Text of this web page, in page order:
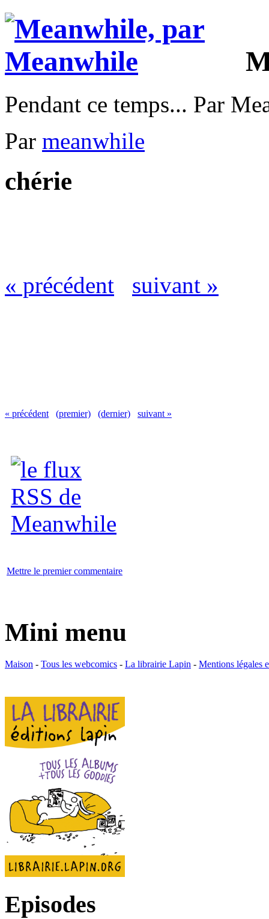
Pendant ce temps... Par
Par meanwhile
chérie
« précédent suivant »
« précédent (premier) (dernier) suivant »
Mettre le premier commentaire
Mini menu
Maison - Tous les webcomics - La librairie Lapin - Mentions légales
Episodes